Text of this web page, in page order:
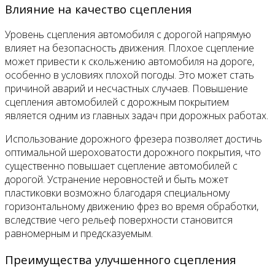
Влияние на качество сцепления
Уровень сцепления автомобиля с дорогой напрямую
влияет на безопасность движения. Плохое сцепление
может привести к скольжению автомобиля на дороге,
особенно в условиях плохой погоды. Это может стать
причиной аварий и несчастных случаев. Повышение
сцепления автомобилей с дорожным покрытием
является одним из главных задач при дорожных работах.
Использование дорожного фрезера позволяет достичь
оптимальной шероховатости дорожного покрытия, что
существенно повышает сцепление автомобилей с
дорогой. Устранение неровностей и быть может
пластиковки возможно благодаря специальному
горизонтальному движению фрез во время обработки,
вследствие чего рельеф поверхности становится
равномерным и предсказуемым.
Преимущества улучшенного сцепления